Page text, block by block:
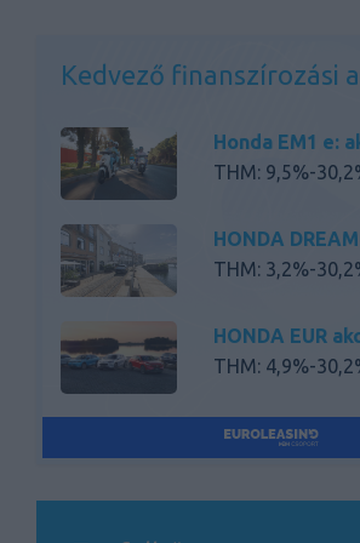
Kedvező finanszírozási
Honda EM1 e:
THM: 9,5%-
HONDA
THM: 3,2%-
HONDA EUR
THM: 4,9%-
HONDA BASIC
THM: 6,5%-